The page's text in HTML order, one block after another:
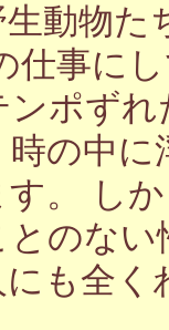
動物
仕事に
ポず
の中
。 し
のな
も全く